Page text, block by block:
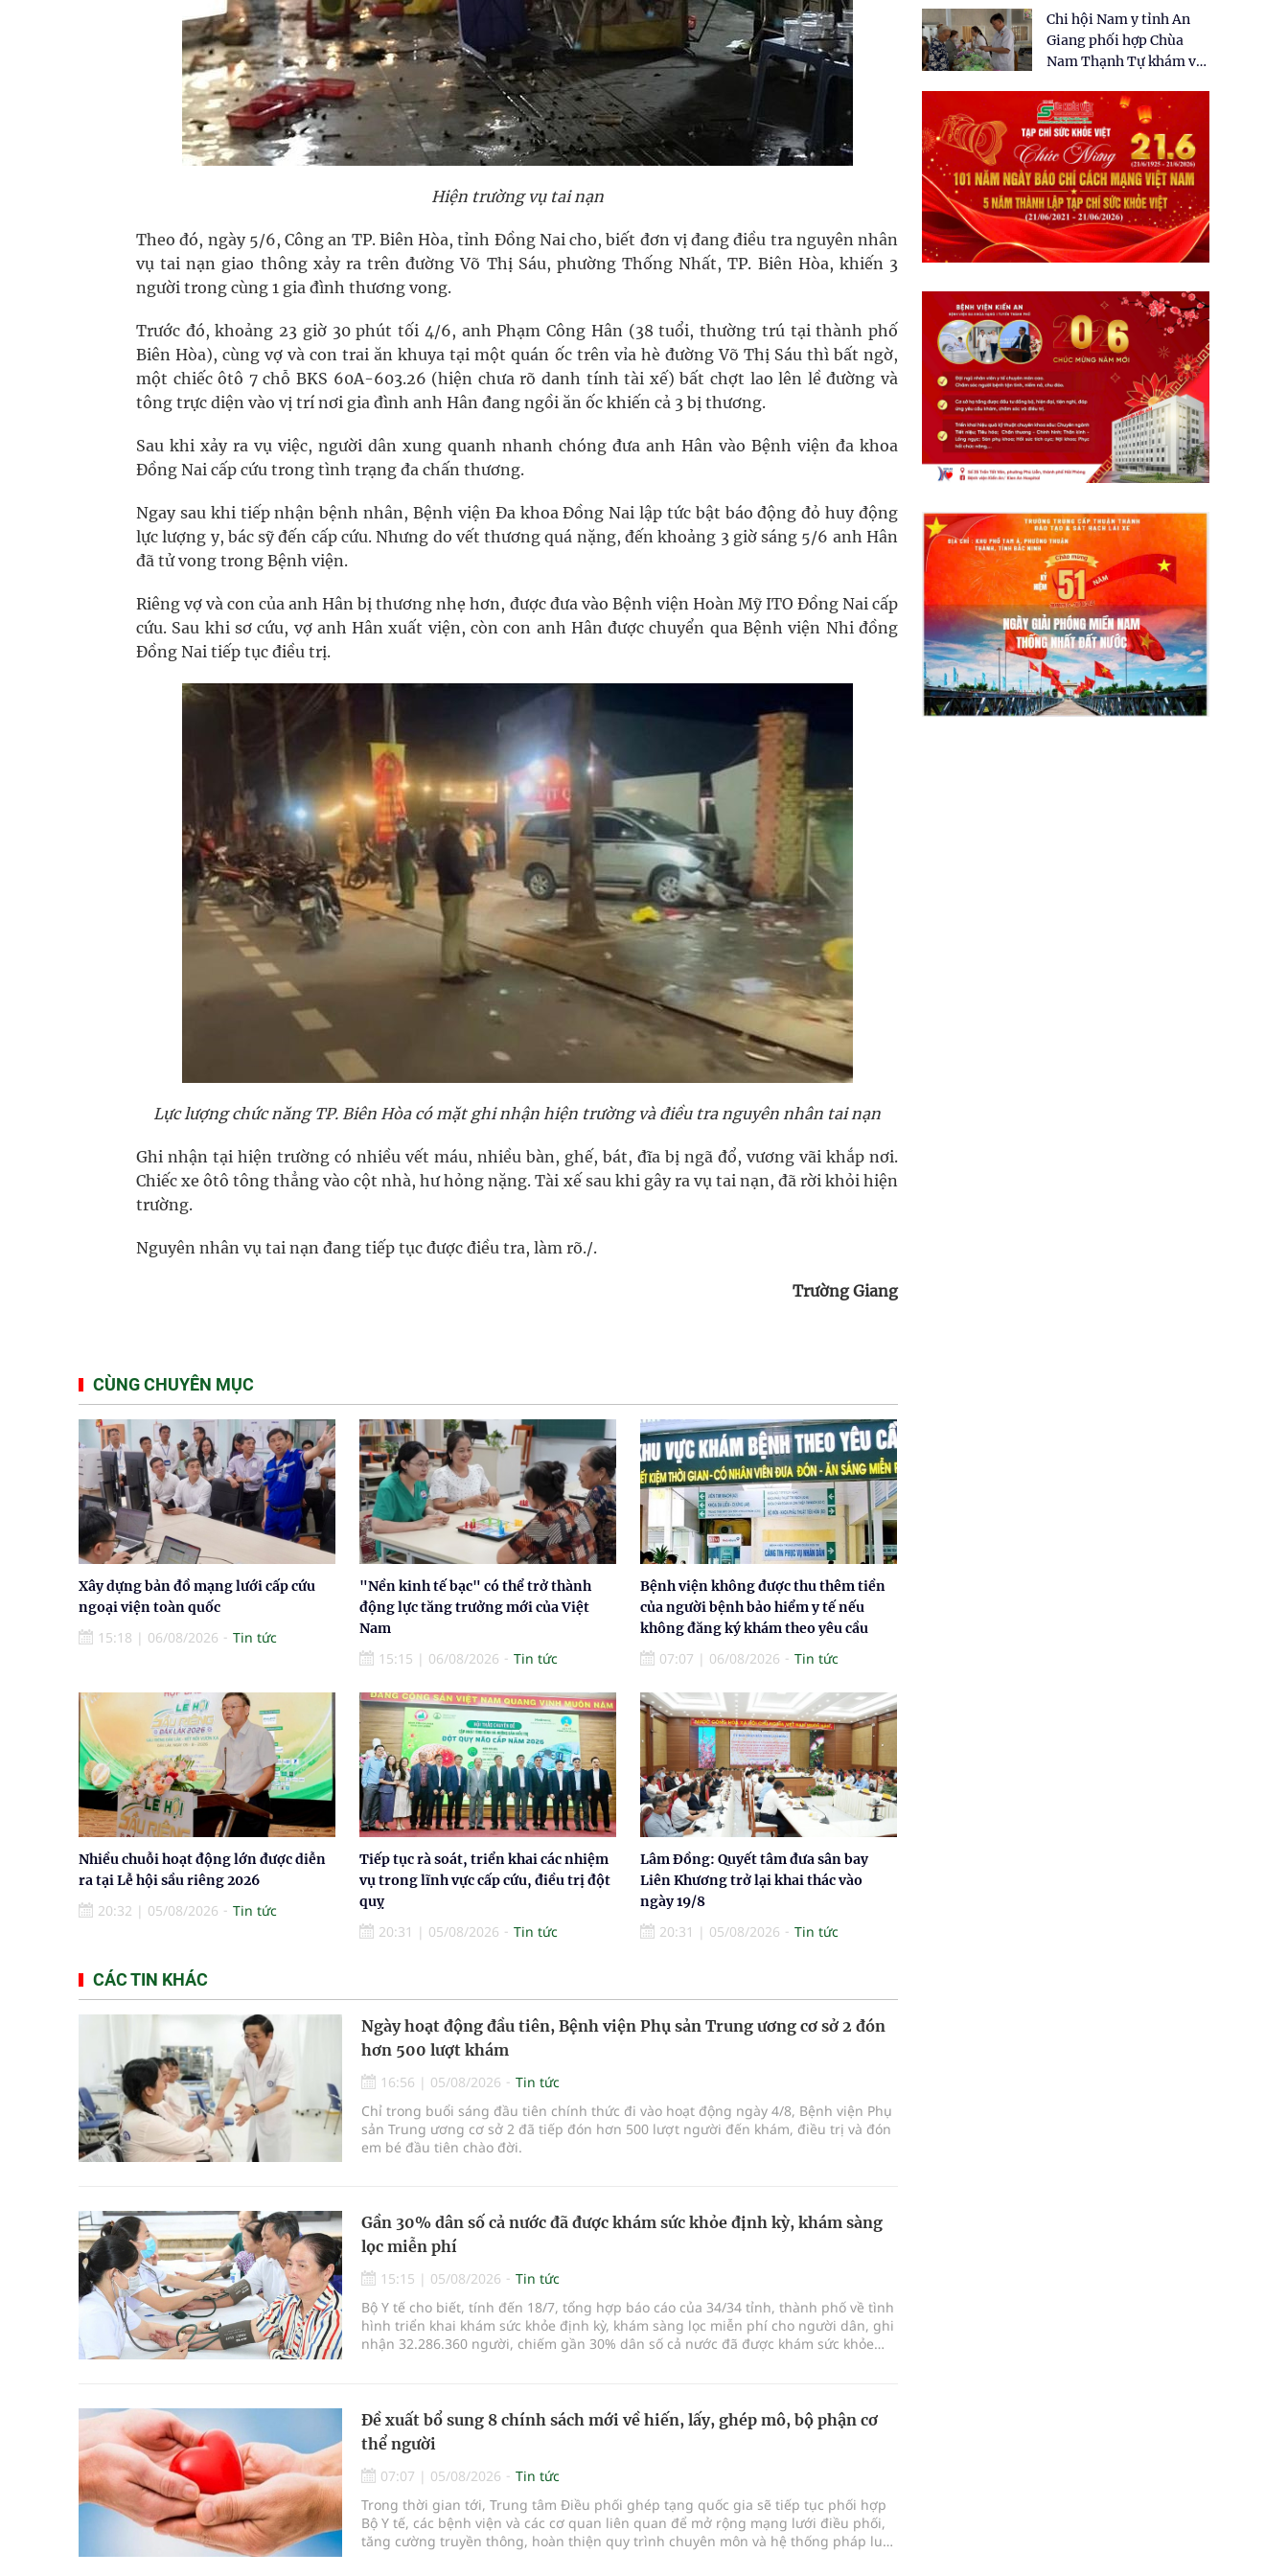
Hiện trường vụ tai nạn
Theo đó, ngày 5/6, Công an TP. Biên Hòa, tỉnh Đồng Nai cho, biết đơn vị đang điều tra nguyên nhân
vụ tai nạn giao thông xảy ra trên đường Võ Thị Sáu, phường Thống Nhất, TP. Biên Hòa, khiến 3
người trong cùng 1 gia đình thương vong.
Trước đó, khoảng 23 giờ 30 phút tối 4/6, anh Phạm Công Hân (38 tuổi, thường trú tại thành phố
Biên Hòa), cùng vợ và con trai ăn khuya tại một quán ốc trên vỉa hè đường Võ Thị Sáu thì bất ngờ,
một chiếc ôtô 7 chỗ BKS 60A-603.26 (hiện chưa rõ danh tính tài xế) bất chợt lao lên lề đường và
tông trực diện vào vị trí nơi gia đình anh Hân đang ngồi ăn ốc khiến cả 3 bị thương.
Sau khi xảy ra vụ việc, người dân xung quanh nhanh chóng đưa anh Hân vào Bệnh viện đa khoa
Đồng Nai cấp cứu trong tình trạng đa chấn thương.
Ngay sau khi tiếp nhận bệnh nhân, Bệnh viện Đa khoa Đồng Nai lập tức bật báo động đỏ huy động
lực lượng y, bác sỹ đến cấp cứu. Nhưng do vết thương quá nặng, đến khoảng 3 giờ sáng 5/6 anh Hân
đã tử vong trong Bệnh viện.
Riêng vợ và con của anh Hân bị thương nhẹ hơn, được đưa vào Bệnh viện Hoàn Mỹ ITO Đồng Nai cấp
cứu. Sau khi sơ cứu, vợ anh Hân xuất viện, còn con anh Hân được chuyển qua Bệnh viện Nhi đồng
Đồng Nai tiếp tục điều trị.
Lực lượng chức năng TP. Biên Hòa có mặt ghi nhận hiện trường và điều tra nguyên nhân tai nạn
Ghi nhận tại hiện trường có nhiều vết máu, nhiều bàn, ghế, bát, đĩa bị ngã đổ, vương vãi khắp nơi.
Chiếc xe ôtô tông thẳng vào cột nhà, hư hỏng nặng. Tài xế sau khi gây ra vụ tai nạn, đã rời khỏi hiện
trường.
Nguyên nhân vụ tai nạn đang tiếp tục được điều tra, làm rõ./.
Trường Giang
CÙNG CHUYÊN MỤC
Xây dựng bản đồ mạng lưới cấp cứu
ngoại viện toàn quốc
15:18 | 06/08/2026 Tin tức
"Nền kinh tế bạc" có thể trở thành
động lực tăng trưởng mới của Việt
Nam
15:15 | 06/08/2026 Tin tức
Bệnh viện không được thu thêm tiền
của người bệnh bảo hiểm y tế nếu
không đăng ký khám theo yêu cầu
07:07 | 06/08/2026 Tin tức
Nhiều chuỗi hoạt động lớn được diễn
ra tại Lễ hội sầu riêng 2026
20:32 | 05/08/2026 Tin tức
Tiếp tục rà soát, triển khai các nhiệm
vụ trong lĩnh vực cấp cứu, điều trị đột
quỵ
20:31 | 05/08/2026 Tin tức
Lâm Đồng: Quyết tâm đưa sân bay
Liên Khương trở lại khai thác vào
ngày 19/8
20:31 | 05/08/2026 Tin tức
CÁC TIN KHÁC
Ngày hoạt động đầu tiên, Bệnh viện Phụ sản Trung ương cơ sở 2 đón
hơn 500 lượt khám
16:56 | 05/08/2026
Tin tức
Chỉ trong buổi sáng đầu tiên chính thức đi vào hoạt động ngày 4/8, Bệnh viện Phụ
sản Trung ương cơ sở 2 đã tiếp đón hơn 500 lượt người đến khám, điều trị và đón
em bé đầu tiên chào đời.
Gần 30% dân số cả nước đã được khám sức khỏe định kỳ, khám sàng
lọc miễn phí
15:15 | 05/08/2026
Tin tức
Bộ Y tế cho biết, tính đến 18/7, tổng hợp báo cáo của 34/34 tỉnh, thành phố về tình
hình triển khai khám sức khỏe định kỳ, khám sàng lọc miễn phí cho người dân, ghi
nhận 32.286.360 người, chiếm gần 30% dân số cả nước đã được khám sức khỏe
Đề xuất bổ sung 8 chính sách mới về hiến, lấy, ghép mô, bộ phận cơ
thể người
07:07 | 05/08/2026
Tin tức
Trong thời gian tới, Trung tâm Điều phối ghép tạng quốc gia sẽ tiếp tục phối hợp
Bộ Y tế, các bệnh viện và các cơ quan liên quan để mở rộng mạng lưới điều phối,
tăng cường truyền thông, hoàn thiện quy trình chuyên môn và hệ thống pháp luật
dân tại xã Tân Tập
Chi hội Nam y tỉnh An
Giang phối hợp Chùa
Nam Thạnh Tự khám và
nhân dân